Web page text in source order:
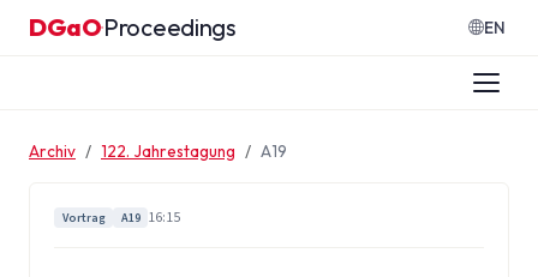
Zum Inhalt springen
DGaO·Proceedings EN
Archiv 122. Jahrestagung A19
Vortrag A19 16:15